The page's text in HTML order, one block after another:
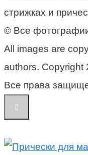
стрижках и
© Все
All images are
authors. Copyright
Все права